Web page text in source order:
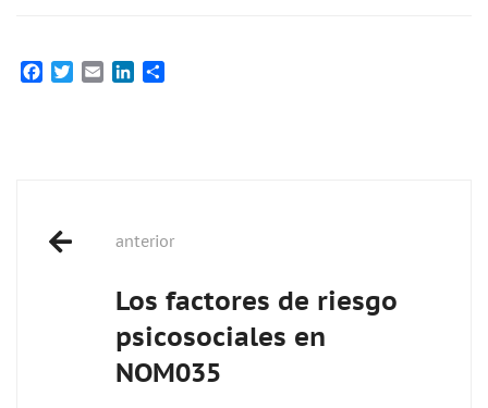
Facebook
TwitterEmailLinkedIn
navigation
anterior
Los factores de riesgo
psicosociales en
NOM035